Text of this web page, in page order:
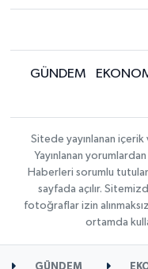
GÜNDEM
Sitede yayınlanan
Yayınlanan
Haberleri sorumlu
sayfada açılır.
fotoğraflar izin
ortamda